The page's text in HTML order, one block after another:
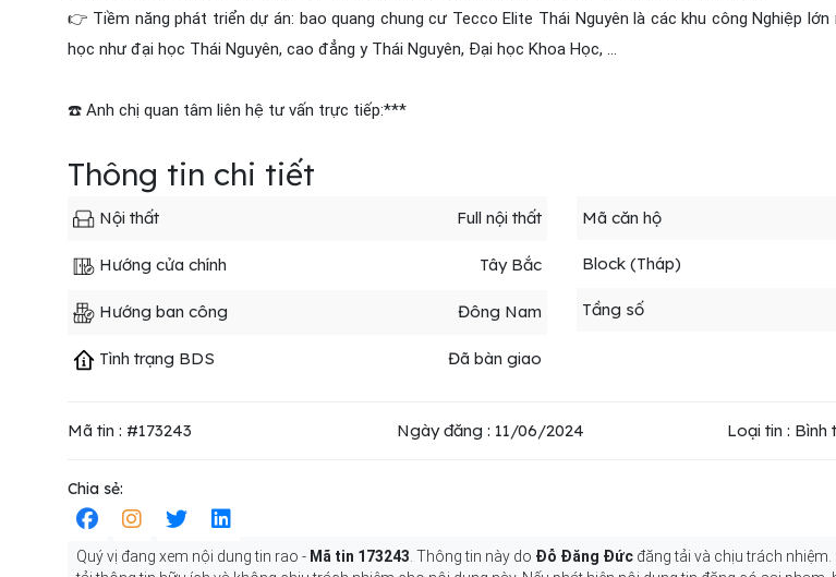
👉 Tiềm năng phát triển dự án: bao quang chung cư Tecco Elite Thái Nguyên là các khu công Nghiệp
học như đại học Thái Nguyên, cao đẳng y Thái Nguyên, Đại học Khoa Học, ...
☎️ Anh chị quan tâm liên hệ tư vấn trực tiếp:***
Thông tin chi tiết
Nội thất Full nội thất
Hướng cửa chính Tây Bắc
Hướng ban công Đông Nam
Tình trạng BDS Đã bàn giao
Mã căn hộ
Block (Tháp)
Tầng số
Mã tin : #173243 Ngày đăng : 11/06/2024 Loại tin : Bình
Chia sẻ:
Quý vị đang xem nội dung tin rao - Mã tin 173243. Thông tin này do Đỗ Đăng Đức đăng tải và chịu trách